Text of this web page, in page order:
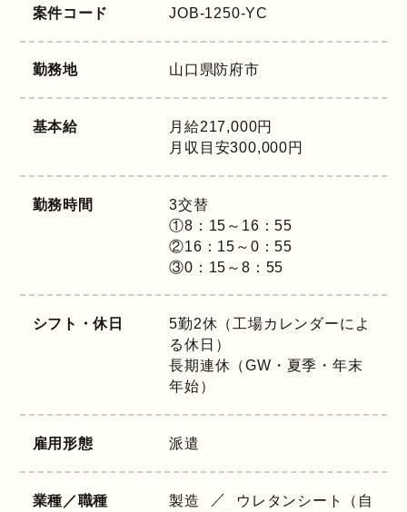
案件コード JOB-1250-YC
勤務地 山口県防府市
基本給
月給217,000円
月収目安300,000円
勤務時間
3交替
①8：15～16：55
②16：15～0：55
③0：15～8：55
シフト・休日
5勤2休（工場カレンダーによ
る休日）
長期連休（GW・夏季・年末
年始）
雇用形態 派遣
業種／職種 製造
ウレタンシート（自